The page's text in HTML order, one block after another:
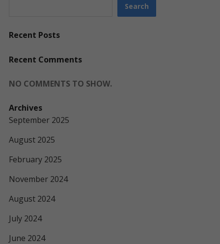
Search
Recent Posts
Recent Comments
NO COMMENTS TO SHOW.
Archives
September 2025
August 2025
February 2025
November 2024
August 2024
July 2024
June 2024